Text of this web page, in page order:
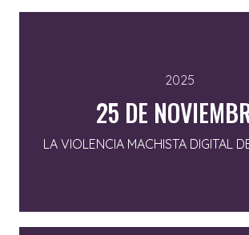
2025
25 DE
LA VIOLENCIA MACHISTA DIGITAL